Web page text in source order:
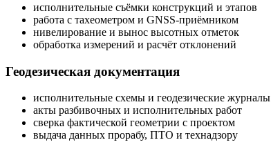
исполнительные съёмки конструкций и этапов
работа с тахеометром и GNSS-приёмником
нивелирование и вынос высотных отметок
обработка измерений и расчёт отклонений
Геодезическая документация
исполнительные схемы и геодезические журналы
акты разбивочных и исполнительных работ
сверка фактической геометрии с проектом
выдача данных прорабу, ПТО и технадзору